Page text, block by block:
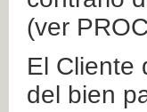
(ver
El Cliente
del bien